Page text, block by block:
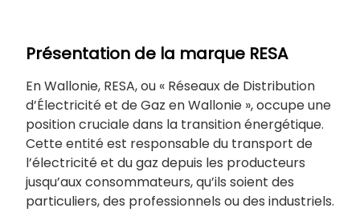
Présentation de la marque RESA
En Wallonie, RESA, ou « Réseaux de Distribution
d’Électricité et de Gaz en Wallonie », occupe une
position cruciale dans la transition énergétique.
Cette entité est responsable du transport de
l’électricité et du gaz depuis les producteurs
jusqu’aux consommateurs, qu’ils soient des
particuliers, des professionnels ou des industriels.